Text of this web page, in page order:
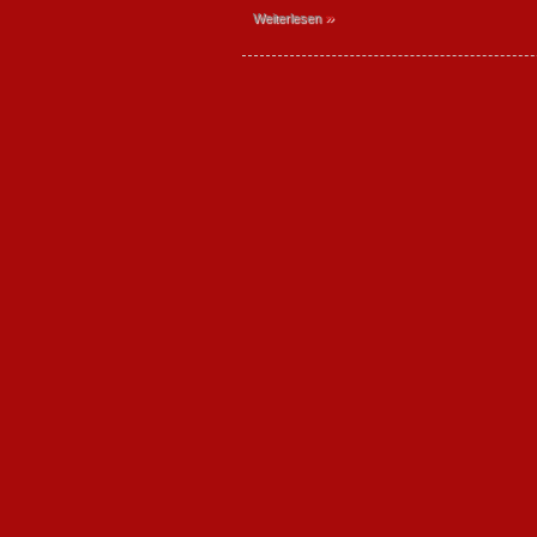
Weiterlesen »